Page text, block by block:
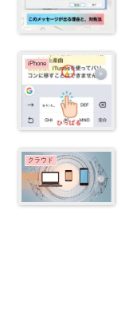
iPhone
クラウド